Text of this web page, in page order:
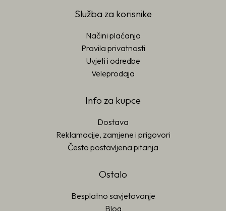
Služba za korisnike
Načini plaćanja
Pravila privatnosti
Uvjeti i odredbe
Veleprodaja
Info za kupce
Dostava
Reklamacije, zamjene i prigovori
Često postavljena pitanja
Ostalo
Besplatno savjetovanje
Blog